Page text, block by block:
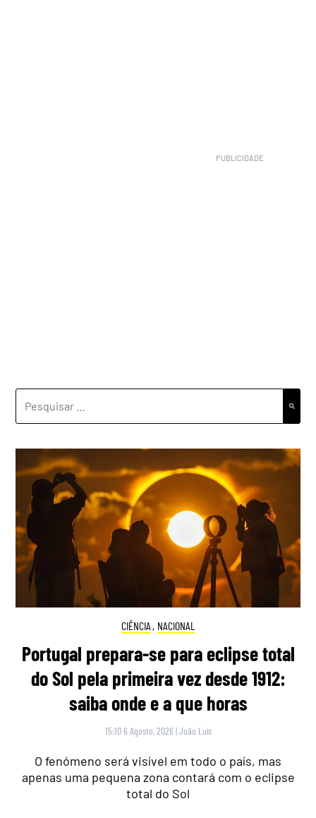
POR:
CIÊNCIA , NACIONAL
Portugal prepara-se para eclipse total
do Sol pela primeira vez desde 1912:
saiba onde e a que horas
15:10 6 Agosto, 2026 |João Luís
O fenómeno será visível em todo o país, mas
apenas uma pequena zona contará com o eclipse
total do Sol